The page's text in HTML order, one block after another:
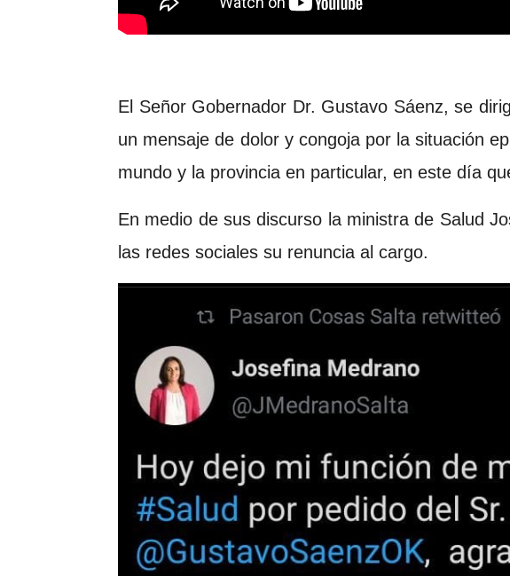
El Señor Gobernador Dr. Gustavo Sáenz, se
un mensaje de dolor y congoja por la situación
mundo y la provincia en particular, en este día
En medio de sus discurso la ministra de Salud
las redes sociales su renuncia al cargo.